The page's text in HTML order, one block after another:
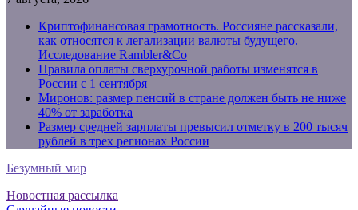
Криптофинансовая грамотность. Россияне рассказали,
как относятся к легализации валюты будущего.
Исследование Rambler&Co
Правила оплаты сверхурочной работы изменятся в
России с 1 сентября
Миронов: размер пенсий в стране должен быть не ниже
40% от заработка
Размер средней зарплаты превысил отметку в 200 тысяч
рублей в трех регионах России
Безумный мир
Новостная рассылка